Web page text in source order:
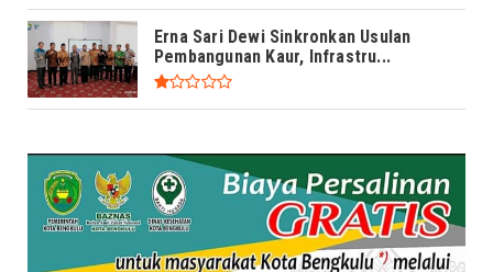
Erna Sari Dewi Sinkronkan Usulan
Pembangunan Kaur, Infrastru...